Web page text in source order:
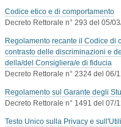
Codice etico e di comportamento
Decreto Rettorale n° 293 del 05/
Regolamento recante il Codice di
contrasto delle discriminazioni e
della/del Consigliera/e di fiducia
Decreto Rettorale n° 2324 del 06/
Regolamento sul Garante degli
Decreto Rettorale n° 1491 del 07/
Testo Unico sulla Privacy e